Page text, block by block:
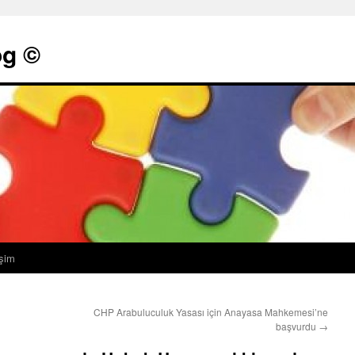
©
CHP Arabuluculuk Yasası için Anayasa Mahkemesi’ne
başvurdu →